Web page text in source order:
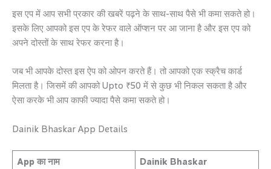
इस एप में आप सभी प्रकार की खबरें पढ़ने के साथ-साथ पैसे भी कमा सकते हो।
इसके लिए आपको इस एप के रेफर वाले ऑप्शन पर आ जाना है और इस एप को
अपने दोस्तों के साथ रेफर करना है।
जब भी आपके दोस्त इस ऐप को ओपन करते हैं। तो आपको एक स्क्रैच कार्ड
मिलता है। जिसमें की आपको Upto ₹50 में से कुछ भी निकल सकता है और
ऐसा करके भी आप काफी ज्यादा पैसे कमा सकते हो।
Dainik Bhaskar App Details
App का नाम Dainik Bhaskar